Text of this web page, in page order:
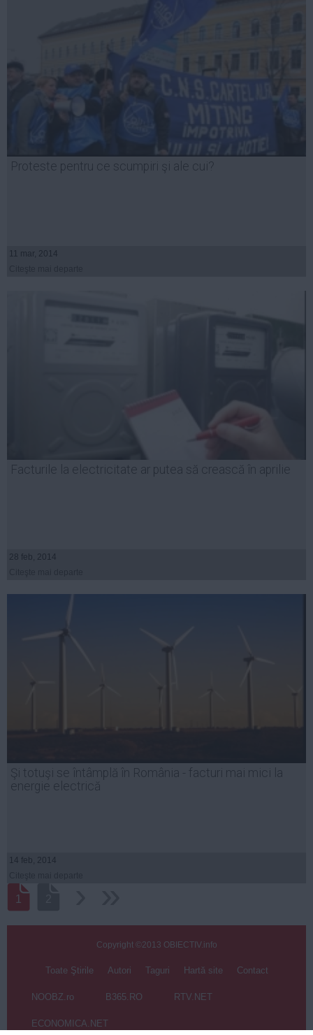
Proteste pentru ce scumpiri şi ale cui?
11 mar, 2014
Facturile la electricitate ar putea să crească în aprilie
28 feb, 2014
Şi totuşi se întâmplă în România - facturi mai mici la
energie electrică
14 feb, 2014
1
Copyright ©2013 OBIECTIV.info
Toate Ştirile Autori Taguri Hartă site Contact
NOOBZ.ro B365.RO RTV.NET
ECONOMICA.NET